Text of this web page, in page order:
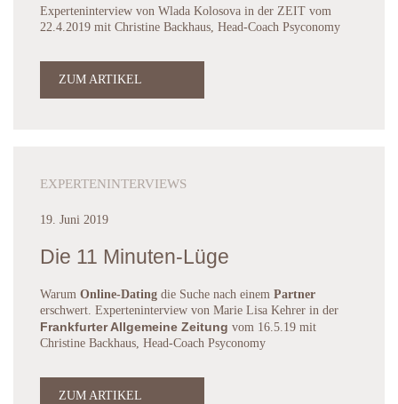
Experteninterview von Wlada Kolosova in der ZEIT vom
22.4.2019 mit Christine Backhaus, Head-Coach Psyconomy
ZUM ARTIKEL
EXPERTENINTERVIEWS
19. Juni 2019
Die 11 Minuten-Lüge
Warum Online-Dating die Suche nach einem Partner
erschwert. Experteninterview von Marie Lisa Kehrer in der
Frankfurter Allgemeine Zeitung vom 16.5.19 mit
Christine Backhaus, Head-Coach Psyconomy
ZUM ARTIKEL